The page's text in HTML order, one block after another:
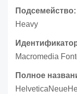
Подсемейство:
Heavy
Macromedia
Полное